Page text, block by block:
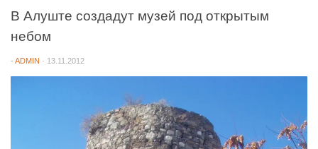
В Алуште создадут музей под открытым
небом
- ADMIN · 13.11.2012